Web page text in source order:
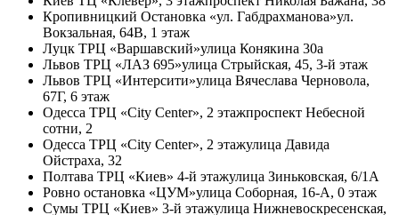
Кропивницкий Остановка «ул. Габдрахманова»ул.
Вокзальная, 64В, 1 этаж
Луцк ТРЦ «Варшавский»улица Конякина 30а
Львов ТРЦ «ЛАЗ 695»улица Стрыйская, 45, 3-й этаж
Львов ТРЦ «Интерсити»улица Вячеслава Черновола,
67Г, 6 этаж
Одесса ТРЦ «City Center», 2 этажпроспект Небесной
сотни, 2
Одесса ТРЦ «City Center», 2 этажулица Давида
Ойстраха, 32
Полтава ТРЦ «Киев» 4-й этажулица Зиньковская, 6/1А
Ровно остановка «ЦУМ»улица Соборная, 16-А, 0 этаж
Сумы ТРЦ «Киев» 3-й этажулица Нижневоскресенская,